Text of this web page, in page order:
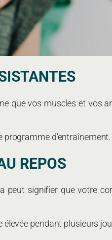
que vos muscles et vos
d’entraînement.
REPOS
signifier que votre
pendant plusieurs